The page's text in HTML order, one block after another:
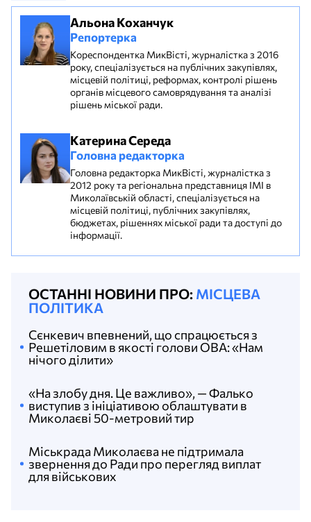
Альона Коханчук
Репортерка
Кореспондентка МикВісті, журналістка з 2016
року, спеціалізується на публічних закупівлях,
місцевій політиці, реформах, контролі рішень
органів місцевого самоврядування та аналізі
рішень міської ради.
Катерина Середа
Головна редакторка
Головна редакторка МикВісті, журналістка з
2012 року та регіональна представниця ІМІ в
Миколаївській області, спеціалізується на
місцевій політиці, публічних закупівлях,
бюджетах, рішеннях міської ради та доступі до
інформації.
ОСТАННІ НОВИНИ ПРО: МІСЦЕВА
ПОЛІТИКА
Міськрада Миколаєва не підтримала
звернення до Ради про перегляд виплат
для військових
«На злобу дня. Це важливо», — Фалько
виступив з ініціативою облаштувати в
Миколаєві 50-метровий тир
Сєнкевич впевнений, що спрацюється з
Решетіловим в якості голови ОВА: «Нам
нічого ділити»